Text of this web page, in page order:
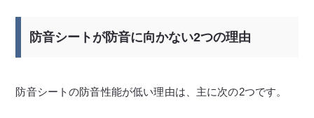
防音シートが防音に向かない2つの理由
防音シートの防音性能が低い理由は、主に次の2つです。